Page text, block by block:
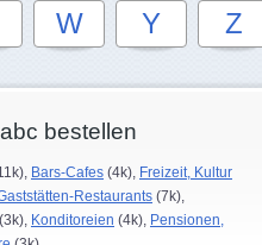
W Y Z
bestellen
Bars-Cafes (4k), Freizeit, Kultur
Restaurants (7k),
Konditoreien (4k), Pensionen,